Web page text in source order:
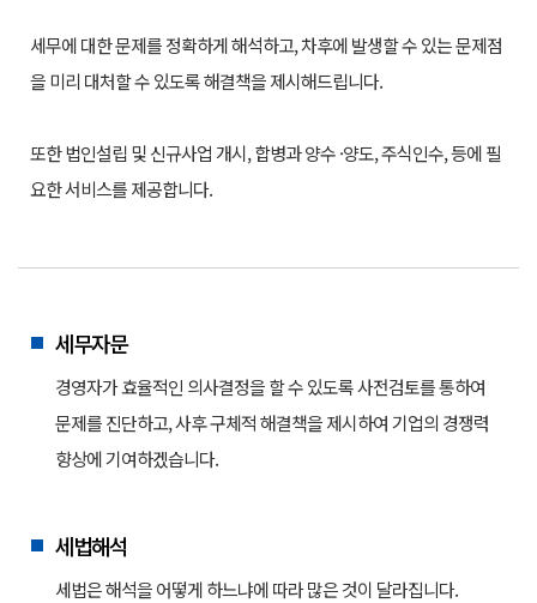
세무에 대한 문제를 정확하게 해석하고, 차후에 발생할 수 있는 문제점
을 미리 대처할 수 있도록해결책을 제시해드립니다.
또한 법인설립 및 신규사업 개시, 합병과 양수 ·양도, 주식인수, 등에 필
요한 서비스를 제공합니다.
세무자문
경영자가 효율적인 의사결정을 할 수 있도록 사전검토를 통하여
문제를 진단하고, 사후 구체적 해결책을 제시하여 기업의 경쟁력
향상에 기여하겠습니다.
세법해석
세법은 해석을 어떻게 하느냐에 따라 많은 것이 달라집니다.